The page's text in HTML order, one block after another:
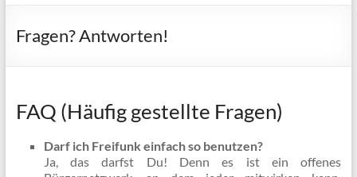
Fragen? Antworten!
FAQ (Häufig gestellte Fragen)
Darf ich Freifunk einfach so benutzen?
Ja, das darfst Du! Denn es ist ein offenes